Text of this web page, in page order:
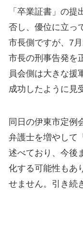
「卒業証書」の
否し、優位に立っ
市長側ですが、7
市長の刑事告発を
員会側は大きな援
成功したように見
同日の伊東市定例
弁護士を増やして
述べており、今後
化する可能性もあ
せません。引き続